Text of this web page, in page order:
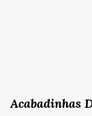
Acabadinhas